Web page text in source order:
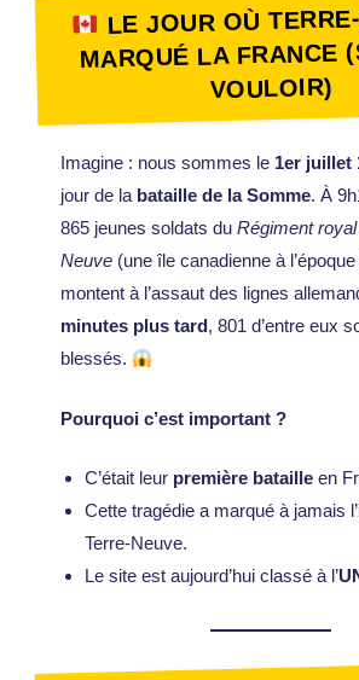
LE JOUR OÙ
MARQUÉ LA FRANCE
VOULOIR)
Imagine : nous sommes le 1er juillet
jour de la bataille de la Somme. À
865 jeunes soldats du Régiment
Neuve (une île canadienne à
montent à l’assaut des lignes
minutes plus tard, 801 d’entre eux
blessés.
Pourquoi c’est important ?
C’était leur première bataille en
Cette tragédie a marqué à jamais
Terre-Neuve.
Le site est aujourd’hui classé à l’